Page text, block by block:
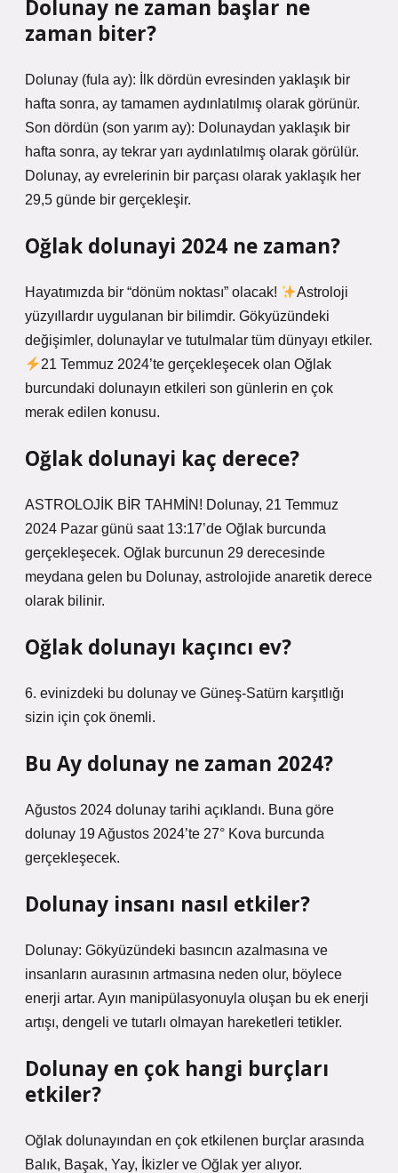
Dolunay ne zaman başlar ne
zaman biter?
Dolunay (fula ay): İlk dördün evresinden yaklaşık bir
hafta sonra, ay tamamen aydınlatılmış olarak görünür.
Son dördün (son yarım ay): Dolunaydan yaklaşık bir
hafta sonra, ay tekrar yarı aydınlatılmış olarak görülür.
Dolunay, ay evrelerinin bir parçası olarak yaklaşık her
29,5 günde bir gerçekleşir.
Oğlak dolunayi 2024 ne zaman?
Hayatımızda bir “dönüm noktası” olacak!
Astroloji
yüzyıllardır uygulanan bir bilimdir. Gökyüzündeki
değişimler, dolunaylar ve tutulmalar tüm dünyayı etkiler.
21 Temmuz 2024’te gerçekleşecek olan Oğlak
burcundaki dolunayın etkileri son günlerin en çok
merak edilen konusu.
Oğlak dolunayi kaç derece?
ASTROLOJİK BİR TAHMİN! Dolunay, 21 Temmuz
2024 Pazar günü saat 13:17’de Oğlak burcunda
gerçekleşecek. Oğlak burcunun 29 derecesinde
meydana gelen bu Dolunay, astrolojide anaretik derece
olarak bilinir.
Oğlak dolunayı kaçıncı ev?
6. evinizdeki bu dolunay ve Güneş-Satürn karşıtlığı
sizin için çok önemli.
Bu Ay dolunay ne zaman 2024?
Ağustos 2024 dolunay tarihi açıklandı. Buna göre
dolunay 19 Ağustos 2024’te 27° Kova burcunda
gerçekleşecek.
Dolunay insanı nasıl etkiler?
Dolunay: Gökyüzündeki basıncın azalmasına ve
insanların aurasının artmasına neden olur, böylece
enerji artar. Ayın manipülasyonuyla oluşan bu ek enerji
artışı, dengeli ve tutarlı olmayan hareketleri tetikler.
Dolunay en çok hangi burçları
etkiler?
Oğlak dolunayından en çok etkilenen burçlar arasında
Balık, Başak, Yay, İkizler ve Oğlak yer alıyor.